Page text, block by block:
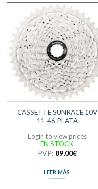
CASSETTE SUNRACE 10V
11-46 PLATA
Login to view prices
EN STOCK
PVP: 89,00€
LEER MÁS